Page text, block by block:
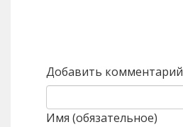
Добавить комментарий
Имя (обязательное)